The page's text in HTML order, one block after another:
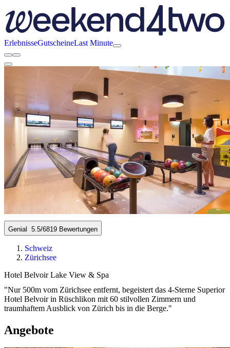
ErlebnisseGutscheineLast Minute
Genial 5.5/6819 Bewertungen
Schweiz
Zürichsee
Hotel Belvoir Lake View & Spa
"Nur 500m vom Zürichsee entfernt, begeistert das 4-Sterne Superior
Hotel Belvoir in Rüschlikon mit 60 stilvollen Zimmern und
traumhaftem Ausblick von Zürich bis in die Berge."
Angebote